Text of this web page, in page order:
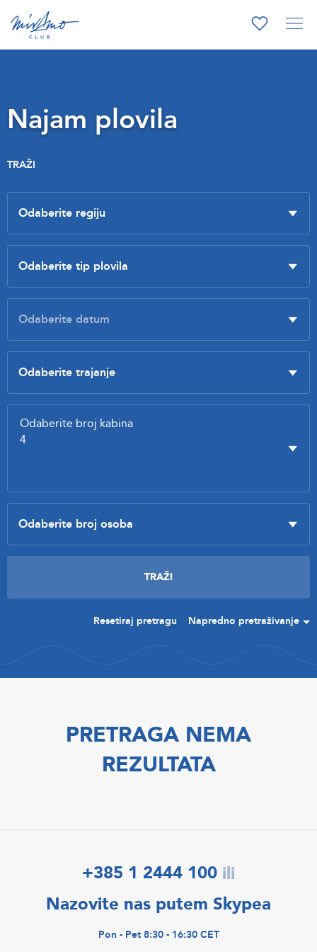
Najam plovila
TRAŽI
Resetiraj pretragu Napredno pretraživanje
PRETRAGA NEMA
REZULTATA
+385 1 2444 100 ili
Nazovite nas putem Skypea
Pon - Pet 8:30 - 16:30 CET